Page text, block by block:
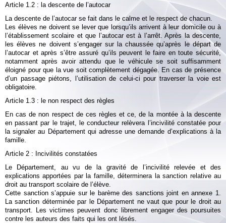
Article 1.2 : la descente de l’autocar
La descente de l’autocar se fait dans le calme et le respect de chacun.
Les élèves ne doivent se lever que lorsqu’ils arrivent à leur domicile ou à
l’établissement scolaire et que l’autocar est à l’arrêt. Après la descente,
les élèves ne doivent s’engager sur la chaussée qu’après le départ de
l’autocar et après s’être assuré qu’ils peuvent le faire en toute sécurité,
notamment après avoir attendu que le véhicule se soit suffisamment
éloigné pour que la vue soit complètement dégagée. En cas de présence
d’un passage piétons, l’utilisation de celui-ci pour traverser la voie est
obligatoire.
Article 1.3 : le non respect des règles
En cas de non respect de ces règles et ce, de la montée à la descente
en passant par le trajet, le conducteur relèvera l’incivilité constatée pour
la signaler au Département qui adresse une demande d’explications à la
famille.
Article 2 : Incivilités constatées
Le Département, au vu de la gravité de l’incivilité relevée et des
explications apportées par la famille, déterminera la sanction relative au
droit au transport scolaire de l’élève.
Cette sanction s’appuie sur le barème des sanctions joint en annexe 1.
La sanction déterminée par le Département ne vaut que pour le droit au
transport. Les victimes peuvent donc librement engager des poursuites
contre les auteurs des faits qui les ont lésés.